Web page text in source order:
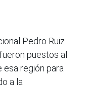
Pedro Ruiz
puestos al
esa región para
a la